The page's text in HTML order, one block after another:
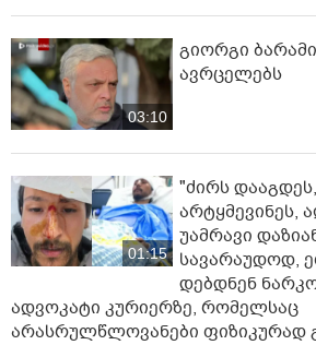
03:10
გიორგი
ავრცელებს
01:15
"ძირს
არტყმევინეს,
უამრავი
სავარაუდოდ,
დებდნენ
ადვოკატი კურიერზე, რომელსაც
არასრულწლოვანები ფიზიკურად